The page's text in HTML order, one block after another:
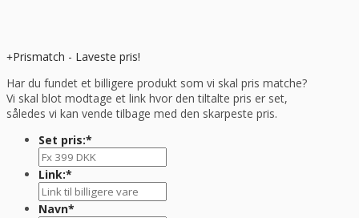
Prismatch - Laveste pris!
Har du fundet et billigere produkt som vi skal pris matche?
Vi skal blot modtage et link hvor den tiltalte pris er set,
således vi kan vende tilbage med den skarpeste pris.
Set pris:*
Link:*
Navn*